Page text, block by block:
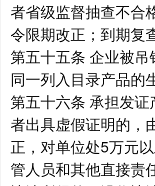
者省级监督抽查不合
令限期改正；到期复
第五十五条 企业被
同一列入目录产品的
第五十六条 承担发
者出具虚假证明的，
正，对单位处5万元
管人员和其他直接责